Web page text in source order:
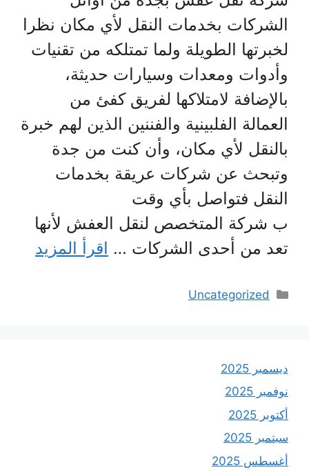
الشركات بخدمات النقل لأي مكان نظرا
لخبرتها الطويلة ولما تمتلكه من تقنيات
وأدوات ومعدات وسيارات حديثة،
بالإضافة لامتلاكها لفريق كفئ من
العمالة الفلبينية والفننين الذين لهم خبرة
بالنقل لأي مكان، وأن كنت من جدة
وتبحث عن شركات عريقة بخدمات
النقل فتواصل بأي وقت
ب شركة المتخصص لنقل العفش لأنها
تعد من أحدى الشركات … اقرأ المزيد
التصنيفات
Uncategorized
ديسمبر 2025
نوفمبر 2025
أكتوبر 2025
سبتمبر 2025
أغسطس 2025